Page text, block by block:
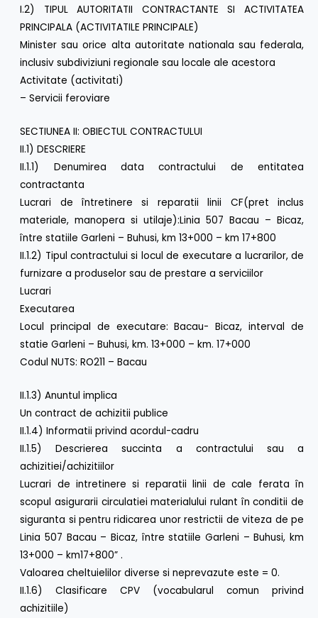
I.2) TIPUL AUTORITATII CONTRACTANTE SI ACTIVITATEA
PRINCIPALA (ACTIVITATILE PRINCIPALE)
Minister sau orice alta autoritate nationala sau federala,
inclusiv subdiviziuni regionale sau locale ale acestora
Activitate (activitati)
– Servicii feroviare
SECTIUNEA II: OBIECTUL CONTRACTULUI
II.1) DESCRIERE
II.1.1) Denumirea data contractului de entitatea
contractanta
Lucrari de întretinere si reparatii linii CF(pret inclus
materiale, manopera si utilaje):Linia 507 Bacau – Bicaz,
între statiile Garleni – Buhusi, km 13+000 – km 17+800
II.1.2) Tipul contractului si locul de executare a lucrarilor, de
furnizare a produselor sau de prestare a serviciilor
Lucrari
Executarea
Locul principal de executare: Bacau- Bicaz, interval de
statie Garleni – Buhusi, km. 13+000 – km. 17+000
Codul NUTS: RO211 – Bacau
II.1.3) Anuntul implica
Un contract de achizitii publice
II.1.4) Informatii privind acordul-cadru
II.1.5) Descrierea succinta a contractului sau a
achizitiei/achizitiilor
Lucrari de intretinere si reparatii linii de cale ferata în
scopul asigurarii circulatiei materialului rulant în conditii de
siguranta si pentru ridicarea unor restrictii de viteza de pe
Linia 507 Bacau – Bicaz, între statiile Garleni – Buhusi, km
13+000 – km17+800” .
Valoarea cheltuielilor diverse si neprevazute este = 0.
II.1.6) Clasificare CPV (vocabularul comun privind
achizitiile)